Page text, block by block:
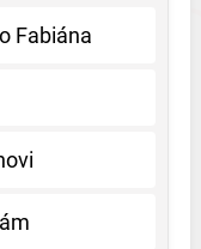
Fabiána